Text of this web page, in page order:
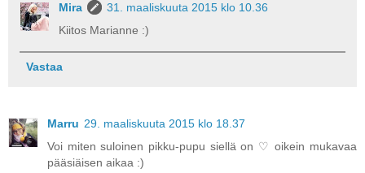
Mira
31. maaliskuuta 2015 klo 10.36
Kiitos Marianne :)
Vastaa
Marru 29. maaliskuuta 2015 klo 18.37
Voi miten suloinen pikku-pupu siellä on ♡ oikein mukavaa
pääsiäisen aikaa :)